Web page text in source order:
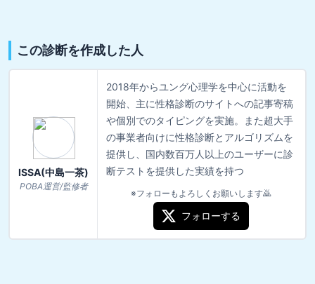
この診断を作成した人
ISSA(中島一茶)
POBA運営/監修者
2018年からユング心理学を中心に活動を
開始、主に性格診断のサイトへの記事寄稿
や個別でのタイピングを実施。また超大手
の事業者向けに性格診断とアルゴリズムを
提供し、国内数百万人以上のユーザーに診
断テストを提供した実績を持つ
※フォローもよろしくお願いします🙇
フォローする